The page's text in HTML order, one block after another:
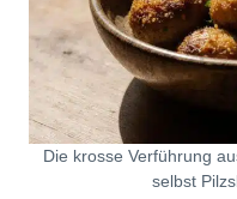
Die krosse Verführung
selbst